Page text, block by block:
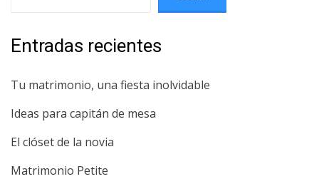
Entradas recientes
Tu matrimonio, una fiesta inolvidable
Ideas para capitán de mesa
El clóset de la novia
Matrimonio Petite